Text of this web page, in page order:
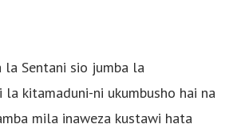
la Sentani sio jumba la
la kitamaduni-ni ukumbusho hai na
mila inaweza kustawi hata